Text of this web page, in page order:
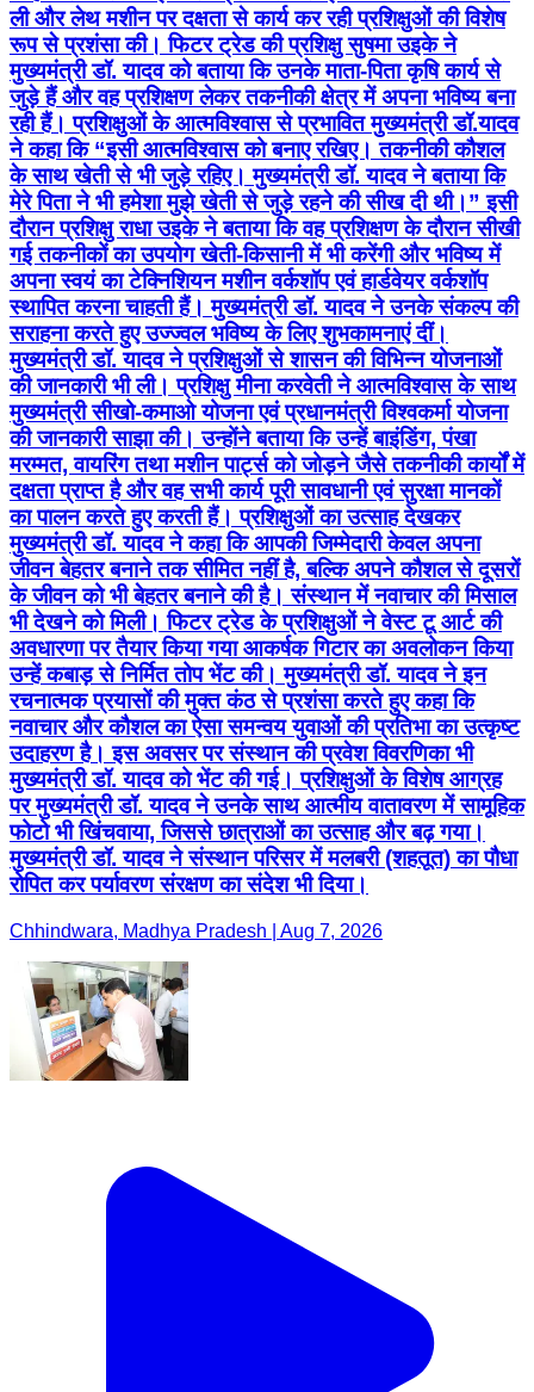
ली और लेथ मशीन पर दक्षता से कार्य कर रही प्रशिक्षुओं की विशेष
रूप से प्रशंसा की। फिटर ट्रेड की प्रशिक्षु सुषमा उइके ने
मुख्यमंत्री डॉ. यादव को बताया कि उनके माता-पिता कृषि कार्य से
जुड़े हैं और वह प्रशिक्षण लेकर तकनीकी क्षेत्र में अपना भविष्य बना
रही हैं। प्रशिक्षुओं के आत्मविश्वास से प्रभावित मुख्यमंत्री डॉ.यादव
ने कहा कि “इसी आत्मविश्वास को बनाए रखिए। तकनीकी कौशल
के साथ खेती से भी जुड़े रहिए। मुख्यमंत्री डॉ. यादव ने बताया कि
मेरे पिता ने भी हमेशा मुझे खेती से जुड़े रहने की सीख दी थी।” इसी
दौरान प्रशिक्षु राधा उइके ने बताया कि वह प्रशिक्षण के दौरान सीखी
गई तकनीकों का उपयोग खेती-किसानी में भी करेंगी और भविष्य में
अपना स्वयं का टेक्निशियन मशीन वर्कशॉप एवं हार्डवेयर वर्कशॉप
स्थापित करना चाहती हैं। मुख्यमंत्री डॉ. यादव ने उनके संकल्प की
सराहना करते हुए उज्ज्वल भविष्य के लिए शुभकामनाएं दीं।
मुख्यमंत्री डॉ. यादव ने प्रशिक्षुओं से शासन की विभिन्न योजनाओं
की जानकारी भी ली। प्रशिक्षु मीना करवेती ने आत्मविश्वास के साथ
मुख्यमंत्री सीखो-कमाओ योजना एवं प्रधानमंत्री विश्वकर्मा योजना
की जानकारी साझा की। उन्होंने बताया कि उन्हें बाइंडिंग, पंखा
मरम्मत, वायरिंग तथा मशीन पार्ट्स को जोड़ने जैसे तकनीकी कार्यों में
दक्षता प्राप्त है और वह सभी कार्य पूरी सावधानी एवं सुरक्षा मानकों
का पालन करते हुए करती हैं। प्रशिक्षुओं का उत्साह देखकर
मुख्यमंत्री डॉ. यादव ने कहा कि आपकी जिम्मेदारी केवल अपना
जीवन बेहतर बनाने तक सीमित नहीं है, बल्कि अपने कौशल से दूसरों
के जीवन को भी बेहतर बनाने की है। संस्थान में नवाचार की मिसाल
भी देखने को मिली। फिटर ट्रेड के प्रशिक्षुओं ने वेस्ट टू आर्ट की
अवधारणा पर तैयार किया गया आकर्षक गिटार का अवलोकन किया
उन्हें कबाड़ से निर्मित तोप भेंट की। मुख्यमंत्री डॉ. यादव ने इन
रचनात्मक प्रयासों की मुक्त कंठ से प्रशंसा करते हुए कहा कि
नवाचार और कौशल का ऐसा समन्वय युवाओं की प्रतिभा का उत्कृष्ट
उदाहरण है। इस अवसर पर संस्थान की प्रवेश विवरणिका भी
मुख्यमंत्री डॉ. यादव को भेंट की गई। प्रशिक्षुओं के विशेष आग्रह
पर मुख्यमंत्री डॉ. यादव ने उनके साथ आत्मीय वातावरण में सामूहिक
फोटो भी खिंचवाया, जिससे छात्राओं का उत्साह और बढ़ गया।
मुख्यमंत्री डॉ. यादव ने संस्थान परिसर में मलबरी (शहतूत) का पौधा
रोपित कर पर्यावरण संरक्षण का संदेश भी दिया।
Chhindwara, Madhya Pradesh | Aug 7, 2026